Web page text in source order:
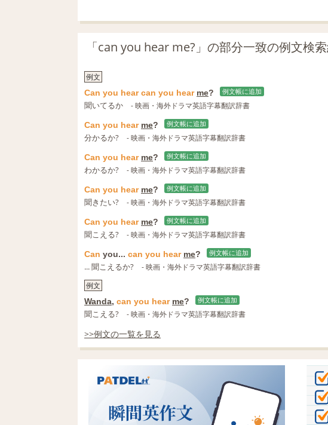
「can you hear me?」の部分一致の例文検
例文
Can you hear can you hear me? 例文帳に追加
聞いてるか - 映画・海外ドラマ英語字幕翻訳辞書
Can you hear me? 例文帳に追加
分かるか? - 映画・海外ドラマ英語字幕翻訳辞書
Can you hear me? 例文帳に追加
わかるか? - 映画・海外ドラマ英語字幕翻訳辞書
Can you hear me? 例文帳に追加
聞きたい? - 映画・海外ドラマ英語字幕翻訳辞書
Can you hear me? 例文帳に追加
聞こえる? - 映画・海外ドラマ英語字幕翻訳辞書
Can you... can you hear me? 例文帳に追加
... 聞こえるか?
- 映画・海外ドラマ英語字幕翻訳辞書
例文
Wanda, can you hear me? 例文帳に追加
聞こえる? - 映画・海外ドラマ英語字幕翻訳辞書
>>例文の一覧を見る